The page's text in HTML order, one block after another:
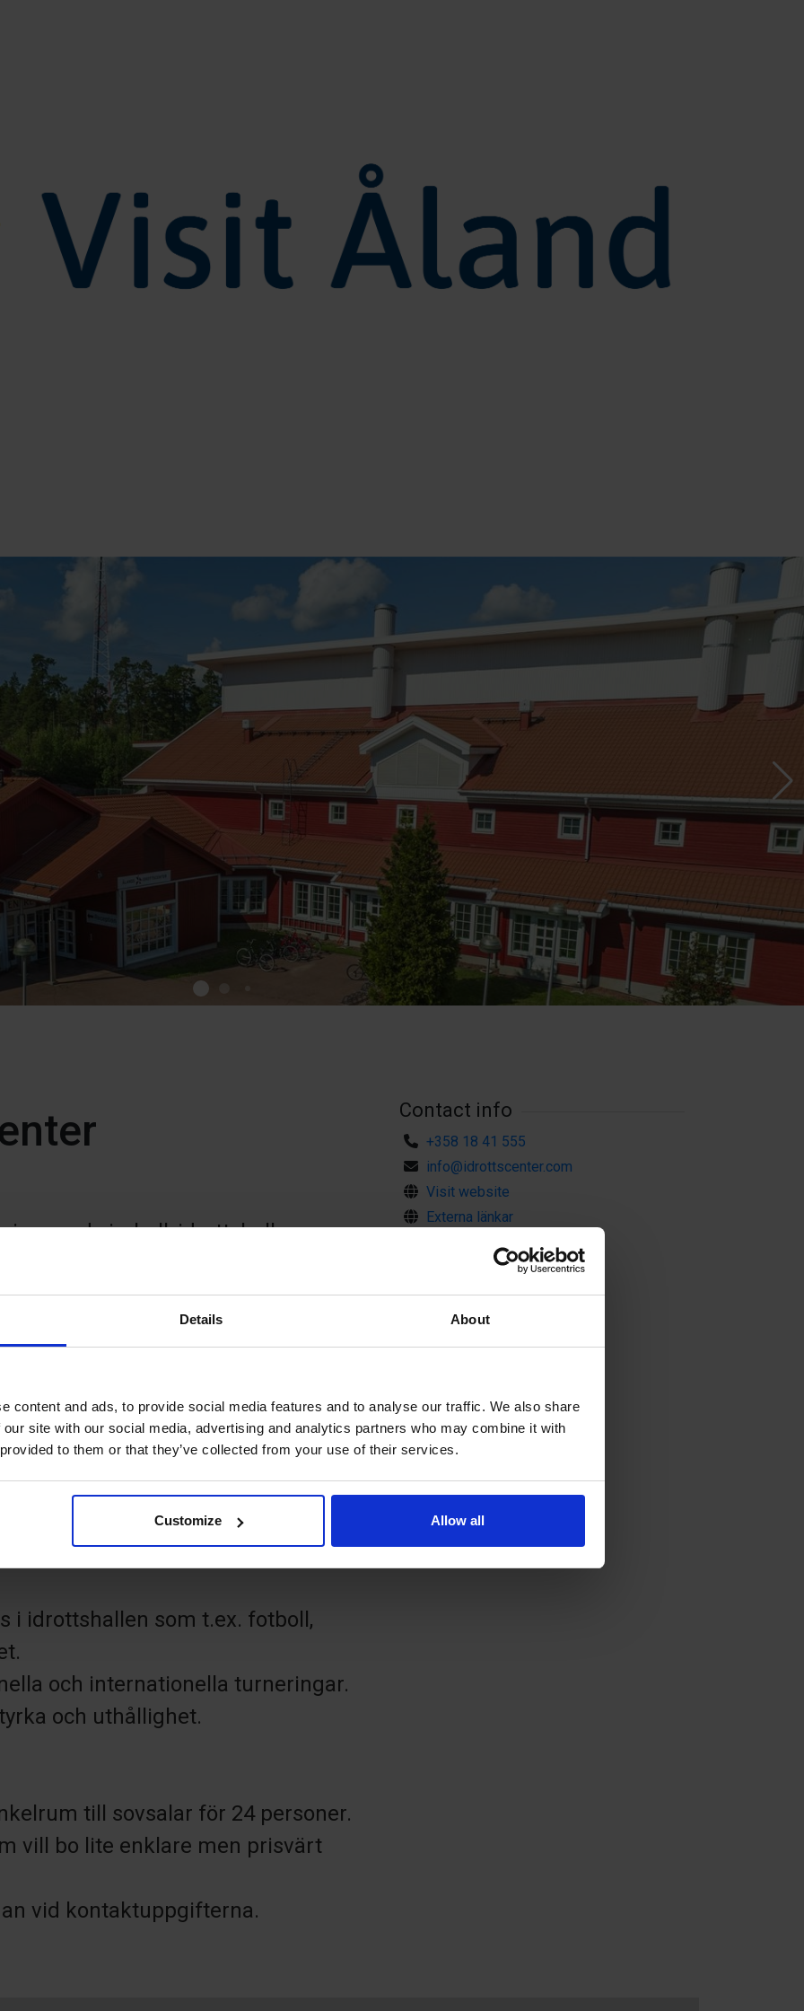
Details About
content and ads, to provide social media features and to analyse our traffic. We also share
site with our social media, advertising and analytics partners who may combine it with
to them or that they’ve collected from your use of their services.
Customize Allow all
med simhall, idrottshall, gym
av aktiviteter för kropp och själ.
och vandrarhemmet är skapat för
eller enskilt.
motionssimning och
även en barnbassäng,
i idrottshallen som t.ex. fotboll,
och internationella turneringar.
och uthållighet.
till sovsalar för 24 personer.
vill bo lite enklare men prisvärt
vid kontaktuppgifterna.
Contact info
+358 18 41 555
info@idrottscenter.com
Visit website
Externa länkar